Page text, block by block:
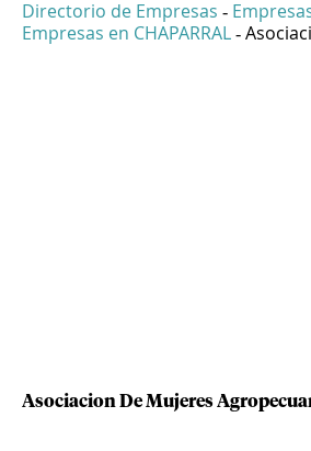
Directorio de Empresas -
Empresas en CHAPARRAL -
Asociacion De Mujeres